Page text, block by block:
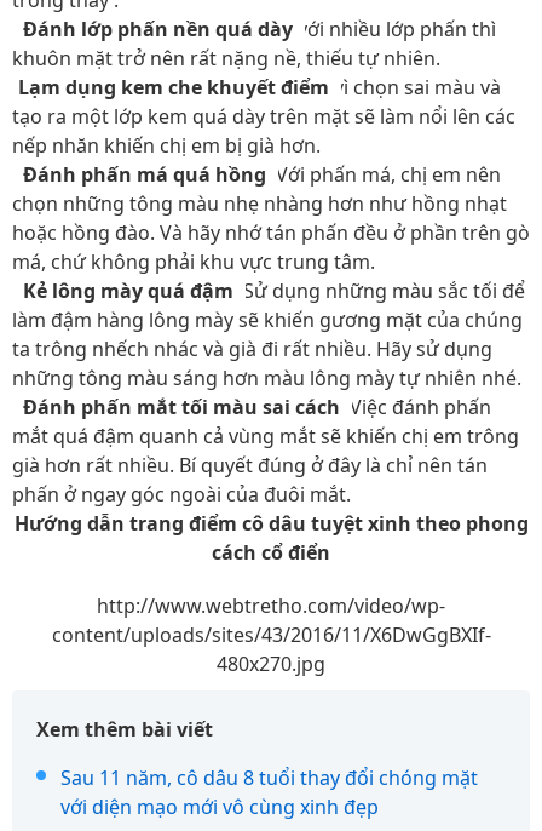
Đánh lớp phấn nền quá dày với nhiều lớp phấn thì
khuôn mặt trở nên rất nặng nề, thiếu tự nhiên.
Lạm dụng kem che khuyết điểm vì chọn sai màu và
tạo ra một lớp kem quá dày trên mặt sẽ làm nổi lên các
nếp nhăn khiến chị em bị già hơn.
Đánh phấn má quá hồng : Với phấn má, chị em nên
chọn những tông màu nhẹ nhàng hơn như hồng nhạt
hoặc hồng đào. Và hãy nhớ tán phấn đều ở phần trên gò
má, chứ không phải khu vực trung tâm.
Kẻ lông mày quá đậm : Sử dụng những màu sắc tối để
làm đậm hàng lông mày sẽ khiến gương mặt của chúng
ta trông nhếch nhác và già đi rất nhiều. Hãy sử dụng
những tông màu sáng hơn màu lông mày tự nhiên nhé.
Đánh phấn mắt tối màu sai cách : Việc đánh phấn
mắt quá đậm quanh cả vùng mắt sẽ khiến chị em trông
già hơn rất nhiều. Bí quyết đúng ở đây là chỉ nên tán
phấn ở ngay góc ngoài của đuôi mắt.
Hướng dẫn trang điểm cô dâu tuyệt xinh theo phong
cách cổ điển
http://www.webtretho.com/video/wp-
content/uploads/sites/43/2016/11/X6DwGgBXIf-
480x270.jpg
Xem thêm bài viết
Sau 11 năm, cô dâu 8 tuổi thay đổi chóng mặt
với diện mạo mới vô cùng xinh đẹp